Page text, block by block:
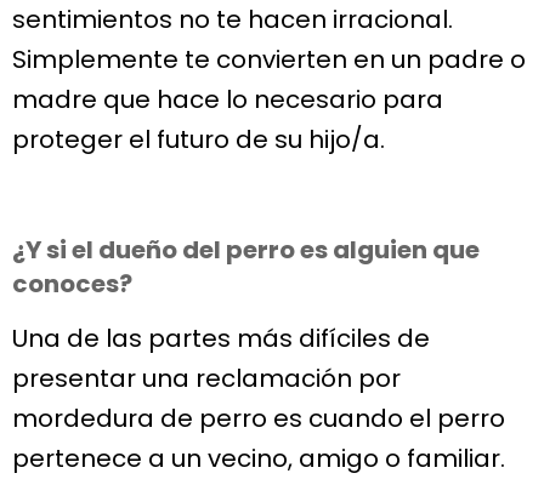
sentimientos no te hacen irracional.
Simplemente te convierten en un padre o
madre que hace lo necesario para
proteger el futuro de su hijo/a.
¿Y si el dueño del perro es alguien que
conoces?
Una de las partes más difíciles de
presentar una reclamación por
mordedura de perro es cuando el perro
pertenece a un vecino, amigo o familiar.